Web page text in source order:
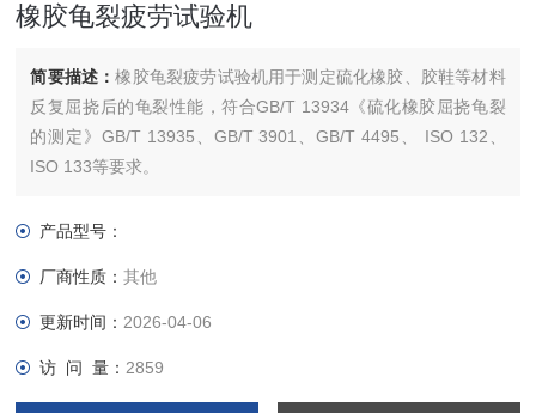
橡胶龟裂疲劳试验机
简要描述：橡胶龟裂疲劳试验机用于测定硫化橡胶、胶鞋等材料
反复屈挠后的龟裂性能，符合GB/T 13934《硫化橡胶屈挠龟裂
的测定》GB/T 13935、GB/T 3901、GB/T 4495、 ISO 132、
ISO 133等要求。
产品型号：
厂商性质：其他
更新时间： 2026-04-06
访 问 量： 2859